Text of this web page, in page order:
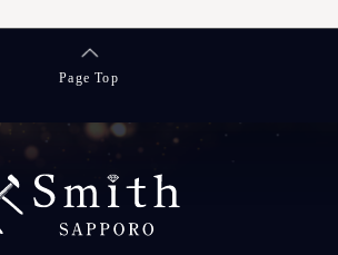
Page Top